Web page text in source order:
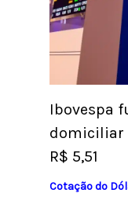
Ibovespa
domiciliar
R$ 5,51
Cotação do